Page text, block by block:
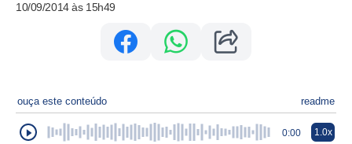
10/09/2014 às 15h49
ouça este conteúdo readme
0:00 1.0x